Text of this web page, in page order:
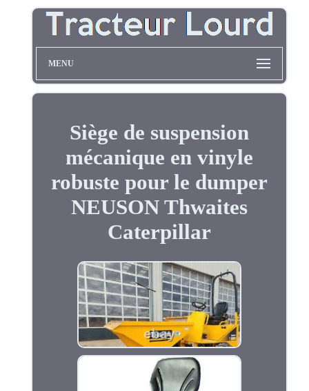
MENU
Siège de suspension
mécanique en vinyle
robuste pour le dumper
NEUSON Thwaites
Caterpillar